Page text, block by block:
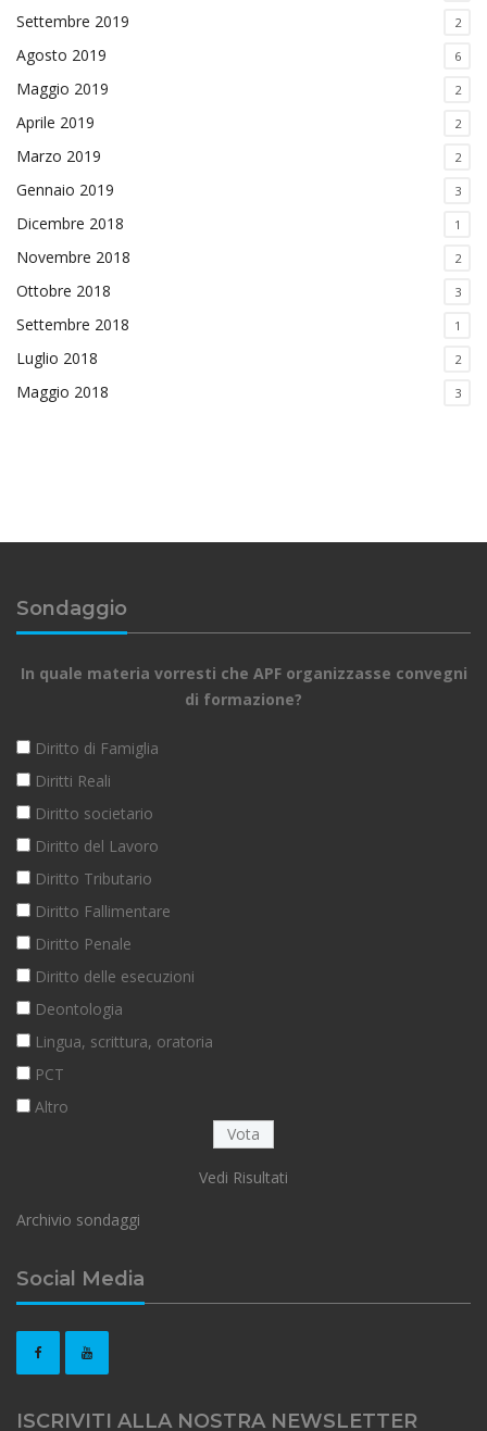
Settembre 2019 2
Agosto 2019 6
Maggio 2019 2
Aprile 2019 2
Marzo 2019 2
Gennaio 2019 3
Dicembre 2018 1
Novembre 2018 2
Ottobre 2018 3
Settembre 2018 1
Luglio 2018 2
Maggio 2018 3
Sondaggio
In quale materia vorresti che APF organizzasse convegni
di formazione?
Diritto di Famiglia
Diritti Reali
Diritto societario
Diritto del Lavoro
Diritto Tributario
Diritto Fallimentare
Diritto Penale
Diritto delle esecuzioni
Deontologia
Lingua, scrittura, oratoria
PCT
Altro
Vedi Risultati
Archivio sondaggi
Social Media
ISCRIVITI ALLA NOSTRA NEWSLETTER